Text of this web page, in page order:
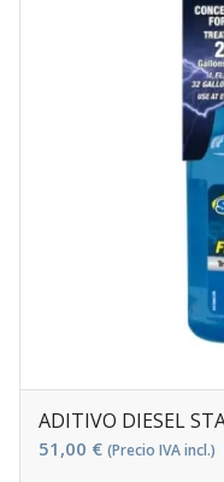
ADITIVO DIESEL
51,00 € (Precio IVA incl.)